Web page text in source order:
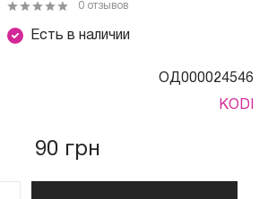
Есть в наличии
0 отзывов
ОД000024546
KODI
90 грн